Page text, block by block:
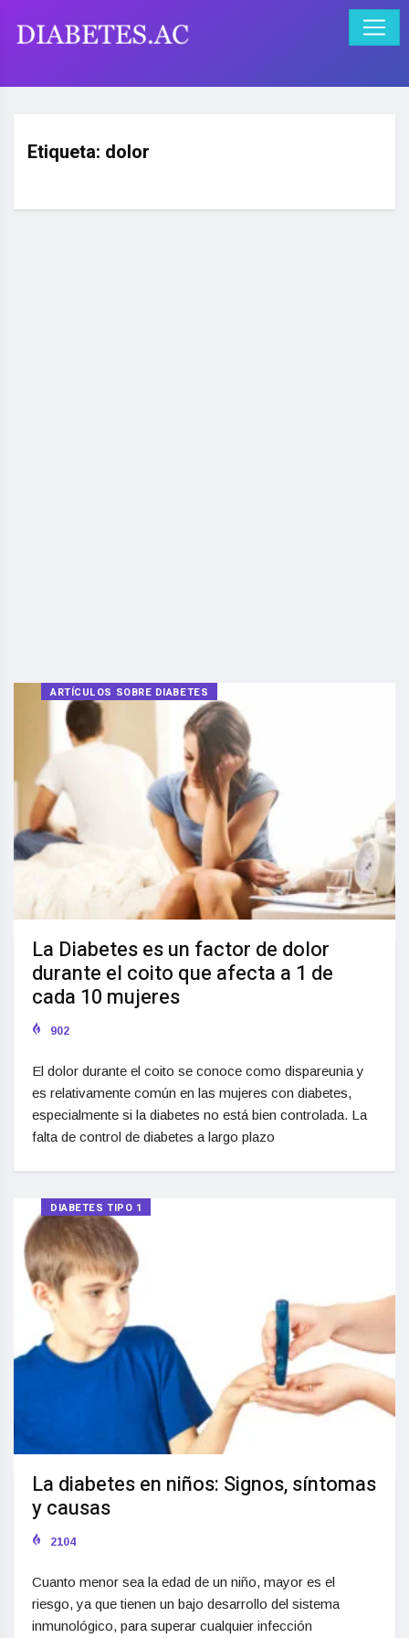
Etiqueta: dolor
ARTÍCULOS SOBRE DIABETES
La Diabetes es un factor de dolor
durante el coito que afecta a 1 de
cada 10 mujeres
902
El dolor durante el coito se conoce como dispareunia y
es relativamente común en las mujeres con diabetes,
especialmente si la diabetes no está bien controlada. La
falta de control de diabetes a largo plazo
DIABETES TIPO 1
La diabetes en niños: Signos, síntomas
y causas
2104
Cuanto menor sea la edad de un niño, mayor es el
riesgo, ya que tienen un bajo desarrollo del sistema
inmunológico, para superar cualquier infección